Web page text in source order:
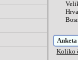
Anketa
Koliko